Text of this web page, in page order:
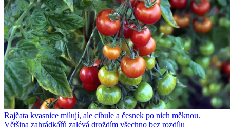
Rajčata kvasnice milují, ale cibule a česnek po nich měknou.
Většina zahrádkářů zalévá droždím všechno bez rozdílu